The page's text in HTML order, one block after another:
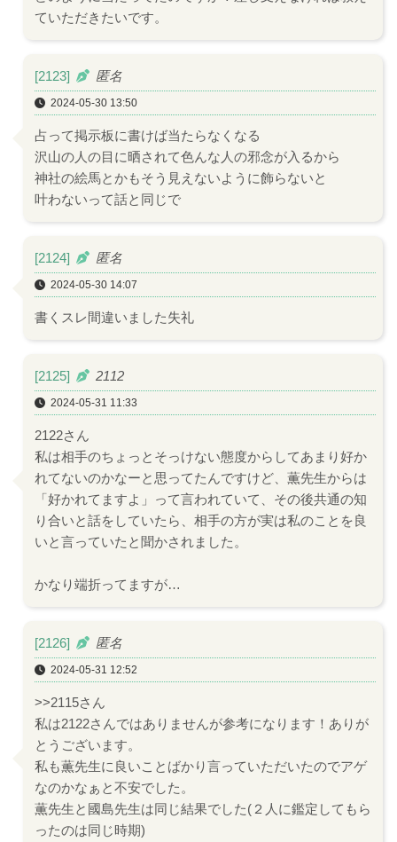
ていただきたいです。
[2123] 匿名
2024-05-30 13:50
占って掲示板に書けば当たらなくなる
沢山の人の目に晒されて色んな人の邪念が入るから
神社の絵馬とかもそう見えないように飾らないと
叶わないって話と同じで
[2124] 匿名
2024-05-30 14:07
書くスレ間違いました失礼
[2125] 2112
2024-05-31 11:33
2122さん
私は相手のちょっとそっけない態度からしてあまり好か
れてないのかなーと思ってたんですけど、薫先生からは
「好かれてますよ」って言われていて、その後共通の知
り合いと話をしていたら、相手の方が実は私のことを良
いと言っていたと聞かされました。
かなり端折ってますが…
[2126] 匿名
2024-05-31 12:52
>>2115さん
私は2122さんではありませんが参考になります！ありが
とうございます。
私も薫先生に良いことばかり言っていただいたのでアゲ
なのかなぁと不安でした。
薫先生と國島先生は同じ結果でした(２人に鑑定してもら
ったのは同じ時期)